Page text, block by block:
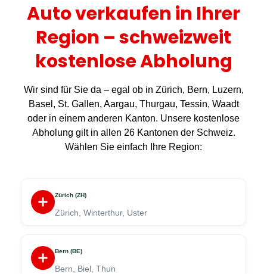
Auto verkaufen in Ihrer
Region – schweizweit
kostenlose Abholung
Wir sind für Sie da – egal ob in Zürich, Bern, Luzern,
Basel, St. Gallen, Aargau, Thurgau, Tessin, Waadt
oder in einem anderen Kanton. Unsere kostenlose
Abholung gilt in allen 26 Kantonen der Schweiz.
Wählen Sie einfach Ihre Region:
Zürich (ZH)
Zürich, Winterthur, Uster
Bern (BE)
Bern, Biel, Thun